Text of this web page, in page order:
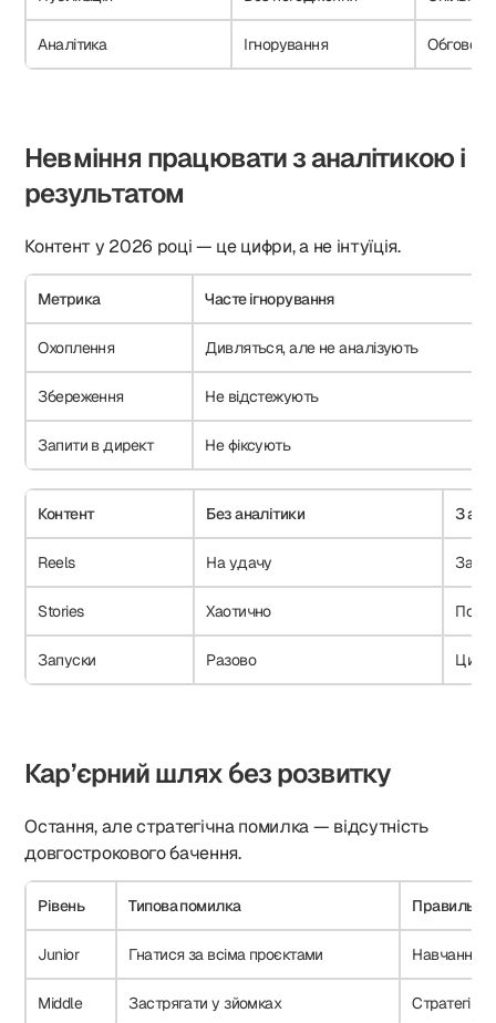
Аналітика Ігнорування
Невміння працювати з аналітикою і
результатом
Контент у 2026 році — це цифри, а не інтуїція.
Метрика Часте ігнорування
Охоплення Дивляться, але не аналізують
Збереження Не відстежують
Запити в директ Не фіксують
Контент Без аналітики З
Reels На удачу За
Stories Хаотично По
Запуски Разово
Кар’єрний шлях без розвитку
Остання, але стратегічна помилка — відсутність
довгострокового бачення.
Рівень Типова помилка
Junior Гнатися за всіма проєктами Навчання і
Middle Застрягати у зйомках Стратегія і